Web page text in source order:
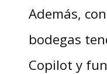
Además,
bodegas
Copilot y